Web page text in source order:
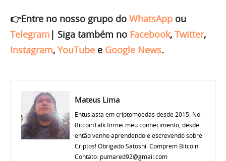
👉Entre no nosso grupo do WhatsApp ou
Telegram | Siga também no Facebook, Twitter,
Instagram, YouTube e Google News.
Mateus Lima
Entusiasta em criptomoedas desde 2015. No
BitcoinTalk firmei meu conhecimento, desde
então venho aprendendo e escrevendo sobre
Criptos! Obrigado Satoshi. Comprem Bitcoin.
Contato: pumared92@gmail.com